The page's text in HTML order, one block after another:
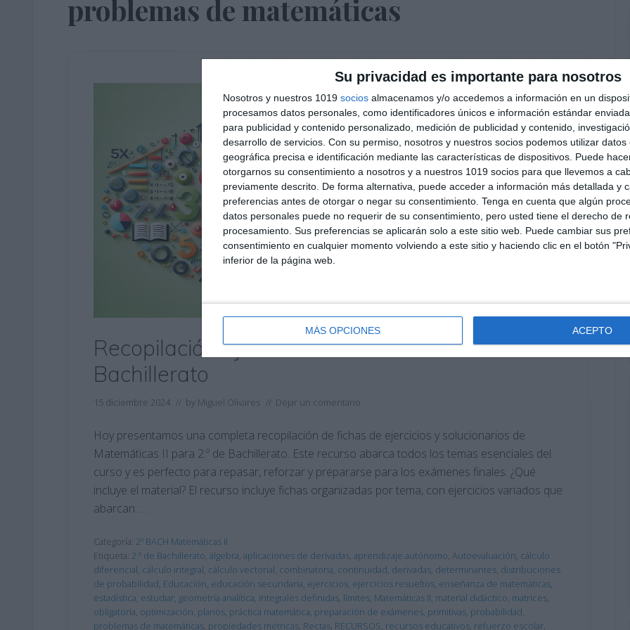
Su privacidad es importante para nosotros
Nosotros y nuestros 1019 socios almacenamos y/o accedemos a información en un
procesamos datos personales, como identificadores únicos e información estándar
para publicidad y contenido personalizado, medición de publicidad y contenido,
desarrollo de servicios. Con su permiso, nosotros y nuestros socios podemos utilizar datos
geográfica precisa e identificación mediante las características de dispositivos. Puede
otorgarnos su consentimiento a nosotros y a nuestros 1019 socios para que llevemos a
previamente descrito. De forma alternativa, puede acceder a información más detallada y
preferencias antes de otorgar o negar su consentimiento. Tenga en cuenta que algún
datos personales puede no requerir de su consentimiento, pero usted tiene el derecho de
procesamiento. Sus preferencias se aplicarán solo a este sitio web. Puede cambiar sus
consentimiento en cualquier momento volviendo a este sitio y haciendo clic en el botón
inferior de la página web.
MÁS OPCIONES ACEPTO
problemas de matemáticas
Recopilación Ejercicios Matemáticas II – 2º de
Bachillerato
15 diciembre 2024 // by Miguel Olivares // Dejar un comentario
Hoy presentamos una completa recopilación de fichas de ejercicios y solucionarios de
Matemáticas II para 2.º de Bachillerato. Este recurso abarca todos los temas esenciales del
curso y es perfecto para repasar, reforzar y prepararse para los exámenes finales. ¿Qué
incluye el material? El recurso incluye fichas organizadas por tema, con ejercicios variados que
abarcan: …
Categoría: 2º BACH Matemáticas II
Etiqueta: 2.º de Bachillerato, álgebra, aplicaciones de derivadas, aprendizaje autónomo, Autoevaluación, cálculo
diferencial, cálculo integral, cálculo vectorial, combinatoria, continuidad, derivadas, determinantes, distribuciones
de probabilidad, Educación, educación secundaria, ejercicios, ejercicios resueltos, enseñanza de matemáticas,
estadística, estudiar, geometría analítica, integrales definidas, límites, Matemáticas II, material didáctico, matrices,
obligatoria, optimización, planos, práctica matemática, preparación de exámenes, primitivas, probabilidad,
problemas de matemáticas, propiedades métricas, Rectas, RECURSOS, recursos educativos, refuerzo escolar,